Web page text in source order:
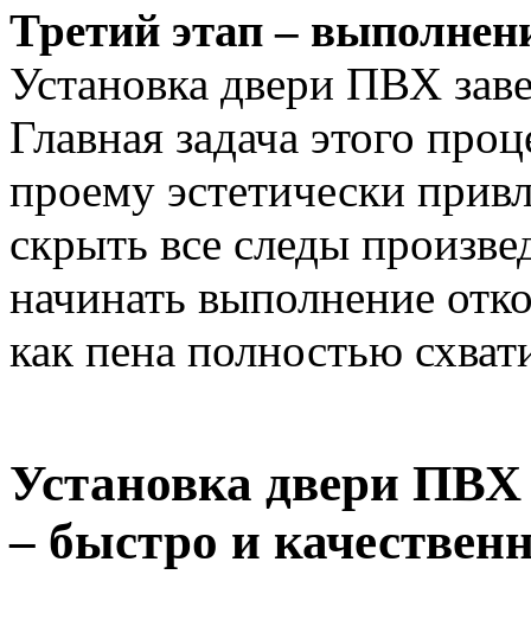
Третий этап –
Установка двери ПВХ
Главная задача этого
проему эстетически
скрыть все следы
начинать выполнение
как пена полностью
Установка двери
– быстро и